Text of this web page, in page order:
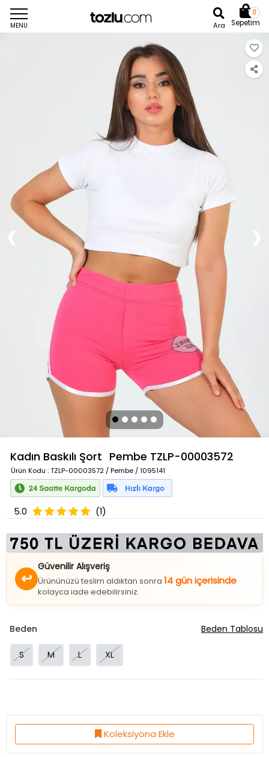
MENU Ara
0
Sepetim
Kadın Baskılı Şort Pembe TZLP-00003572
Ürün Kodu : TZLP-00003572 / Pembe / 1095141
5.0 (1)
↩
Güvenilir Alışveriş
Ürününüzü teslim aldıktan sonra 14 gün içerisinde
kolayca iade edebilirsiniz.
Beden
S M L XL
Beden Tablosu
Koleksiyona Ekle